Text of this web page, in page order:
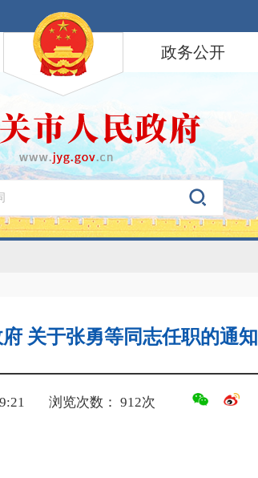
政务公开
关于张勇等同志任职的通知
浏览次数： 912次